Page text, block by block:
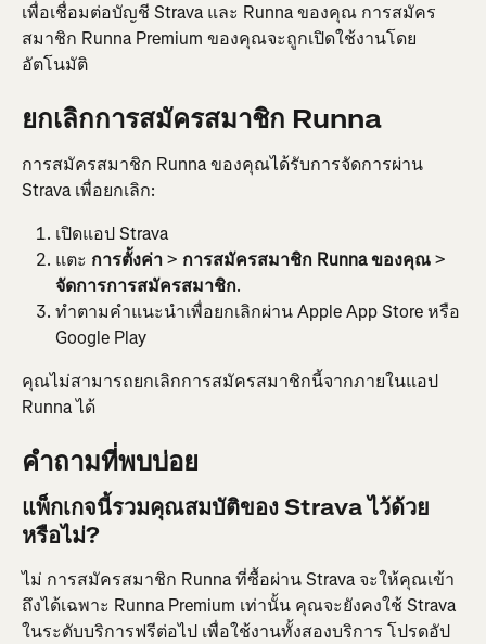
เพื่อเชื่อมต่อบัญชี Strava และ Runna ของคุณ การสมัคร
สมาชิก Runna Premium ของคุณจะถูกเปิดใช้งานโดย
อัตโนมัติ
ยกเลิกการสมัครสมาชิก Runna
การสมัครสมาชิก Runna ของคุณได้รับการจัดการผ่าน
Strava เพื่อยกเลิก:
เปิดแอป Strava
แตะ การตั้งค่า > การสมัครสมาชิก Runna ของคุณ >
จัดการการสมัครสมาชิก.
ทำตามคำแนะนำเพื่อยกเลิกผ่าน Apple App Store หรือ
Google Play
คุณไม่สามารถยกเลิกการสมัครสมาชิกนี้จากภายในแอป
Runna ได้
คำถามที่พบบ่อย
แพ็กเกจนี้รวมคุณสมบัติของ Strava ไว้ด้วย
หรือไม่?
ไม่ การสมัครสมาชิก Runna ที่ซื้อผ่าน Strava จะให้คุณเข้า
ถึงได้เฉพาะ Runna Premium เท่านั้น คุณจะยังคงใช้ Strava
ในระดับบริการฟรีต่อไป เพื่อใช้งานทั้งสองบริการ โปรดอัป